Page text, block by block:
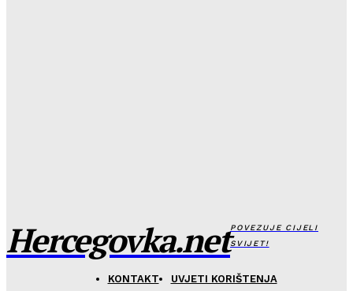
Hercegovka.netPOVEZUJE CIJELI
SVIJET!
KONTAKT UVJETI KORIŠTENJA